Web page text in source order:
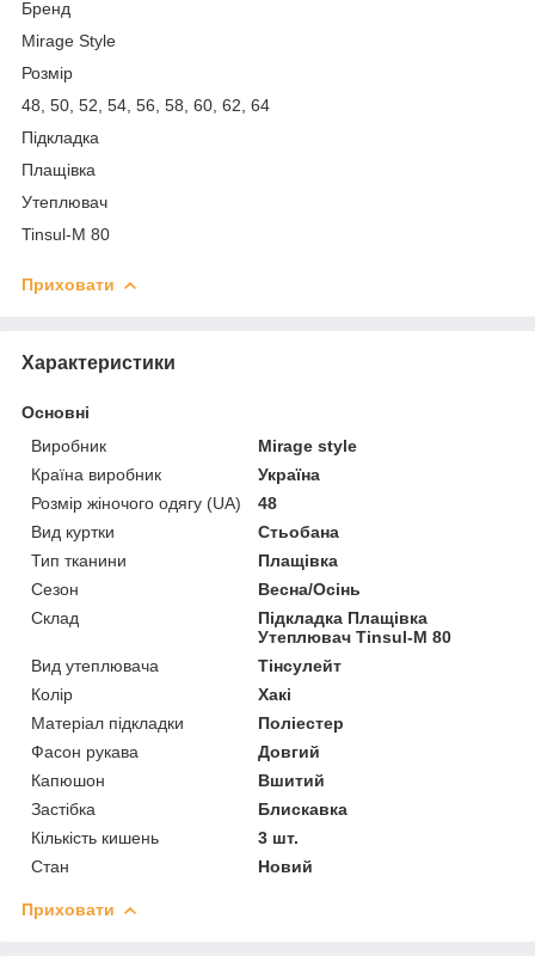
Бренд
Mirage Style
Розмір
48, 50, 52, 54, 56, 58, 60, 62, 64
Підкладка
Плащівка
Утеплювач
Tinsul-M 80
Приховати
Характеристики
Основні
Виробник
Mirage style
Країна виробник
Україна
Розмір жіночого одягу (UA)
48
Вид куртки
Стьобана
Тип тканини
Плащівка
Сезон
Весна/Осінь
Склад
Підкладка Плащівка
Утеплювач Tinsul-M 80
Вид утеплювача
Тінсулейт
Колір
Хакі
Матеріал підкладки
Поліестер
Фасон рукава
Довгий
Капюшон
Вшитий
Застібка
Блискавка
Кількість кишень
3 шт.
Стан
Новий
Приховати